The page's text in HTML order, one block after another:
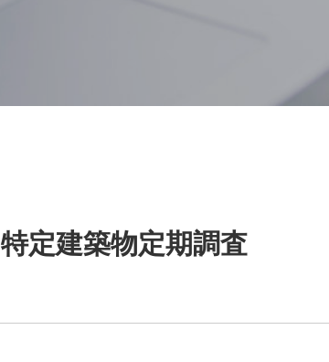
特定建築物定期調査